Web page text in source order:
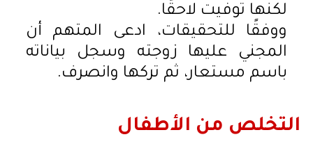
لكنها توفيت لاحقًا.
ووفقًا للتحقيقات، ادعى المتهم أن
المجني عليها زوجته وسجل بياناته
باسم مستعار، ثم تركها وانصرف.
التخلص من الأطفال